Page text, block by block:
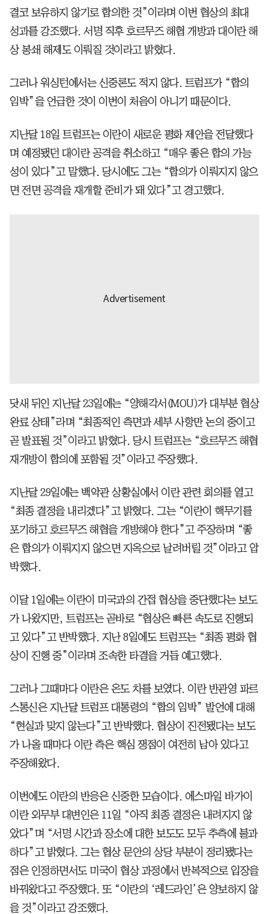
결코 보유하지 않기로 합의한 것”이라며 이번 협상의 최대
성과를 강조했다. 서명 직후 호르무즈 해협 개방과 대이란 해
상 봉쇄 해제도 이뤄질 것이라고 밝혔다.
그러나 워싱턴에서는 신중론도 적지 않다. 트럼프가 “합의
임박”을 언급한 것이 이번이 처음이 아니기 때문이다.
지난달 18일 트럼프는 이란이 새로운 평화 제안을 전달했다
며 예정됐던 대이란 공격을 취소하고 “매우 좋은 합의 가능
성이 있다”고 말했다. 당시에도 그는 “합의가 이뤄지지 않으
면 전면 공격을 재개할 준비가 돼 있다”고 경고했다.
닷새 뒤인 지난달 23일에는 “양해각서(MOU)가 대부분 협상
완료 상태”라며 “최종적인 측면과 세부 사항만 논의 중이고
곧 발표될 것”이라고 밝혔다. 당시 트럼프는 “호르무즈 해협
재개방이 합의에 포함될 것”이라고 주장했다.
지난달 29일에는 백악관 상황실에서 이란 관련 회의를 열고
“최종 결정을 내리겠다”고 밝혔다. 그는 “이란이 핵무기를
포기하고 호르무즈 해협을 개방해야 한다”고 주장하며 “좋
은 합의가 이뤄지지 않으면 지옥으로 날려버릴 것”이라고 압
박했다.
이달 1일에는 이란이 미국과의 간접 협상을 중단했다는 보도
가 나왔지만, 트럼프는 곧바로 “협상은 빠른 속도로 진행되
고 있다”고 반박했다. 지난 8일에도 트럼프는 “최종 평화 협
상이 진행 중”이라며 조속한 타결을 거듭 예고했다.
그러나 그때마다 이란은 온도 차를 보였다. 이란 반관영 파르
스통신은 지난달 트럼프 대통령의 “합의 임박” 발언에 대해
“현실과 맞지 않는다”고 반박했다. 협상이 진전됐다는 보도
가 나올 때마다 이란 측은 핵심 쟁점이 여전히 남아 있다고
주장해왔다.
이번에도 이란의 반응은 신중한 모습이다. 에스마일 바가이
이란 외무부 대변인은 11일 “아직 최종 결정은 내려지지 않
았다”며 “서명 시간과 장소에 대한 보도도 모두 추측에 불과
하다”고 밝혔다. 그는 협상 문안의 상당 부분이 정리됐다는
점은 인정하면서도 미국이 협상 과정에서 반복적으로 입장을
바꿔왔다고 주장했다. 또 “이란의 ‘레드라인’은 양보하지 않
을 것”이라고 강조했다.